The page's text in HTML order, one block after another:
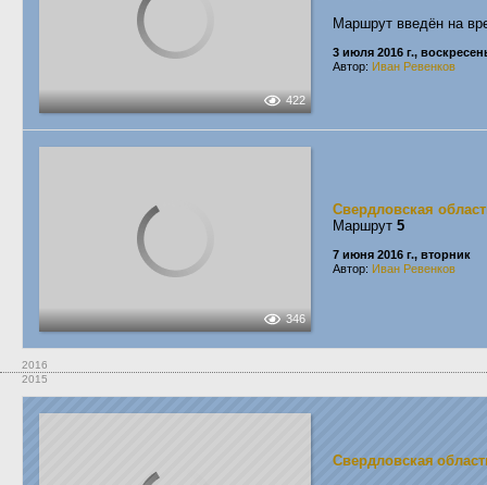
422
Маршрут введён на
3 июля 2016 г.,
Автор: Иван Ревенков
346
Свердловская
Маршрут 5
7 июня 2016 г., вторник
Автор: Иван Ревенков
2016
2015
Свердловская